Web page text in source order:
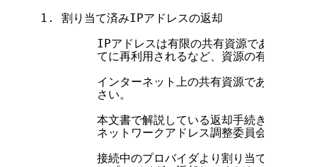
1. 割り当て済みIPアドレスの返却
IPアドレスは有限の共有資源であるため、
てに再利用されるなど、資源の有効活用が
インターネット上の共有資源であるIPアド
        さい。
本文書で解説している返却手続きの対象
ネットワークアドレス調整委員会で、割り
接続中のプロバイダより割り当てられたア